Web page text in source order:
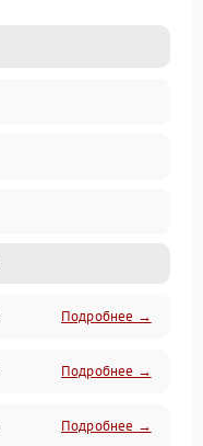
Подробнее →
Подробнее →
Подробнее →